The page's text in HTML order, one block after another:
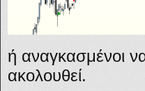
ή αναγκασμένοι
ακολουθεί.